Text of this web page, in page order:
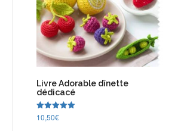
Livre Adorable dînette
dédicacé
Note
5.00
10,50€